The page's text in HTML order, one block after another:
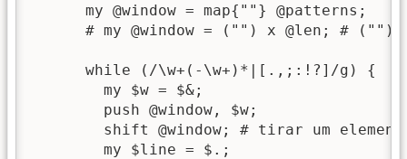
      my @window = map{""} @patterns;
# my @window = ("") x @len; # ("")
      while (/\w+(-\w+)*|[.,;:!?]/g) {
        my $w = $&;
        push @window, $w;
shift @window; # tirar um
        my $line = $.;